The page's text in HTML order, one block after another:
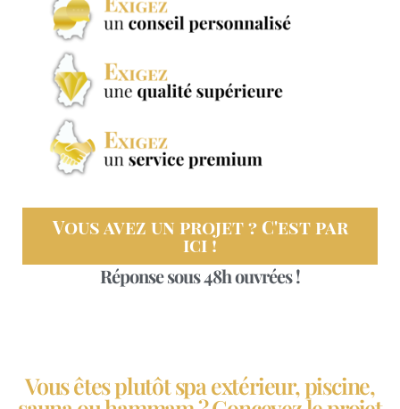
Vous avez un projet ? C'est par
ici !
Réponse sous 48h ouvrées !
Vous êtes plutôt spa extérieur, piscine,